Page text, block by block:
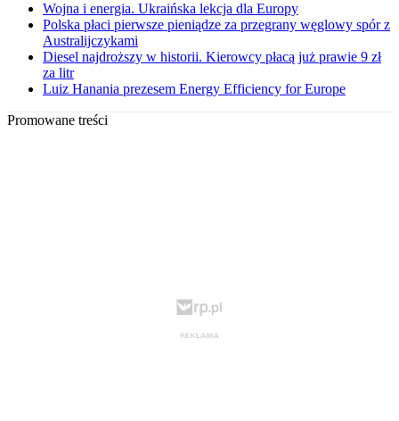
Wojna i energia. Ukraińska lekcja dla Europy
Polska płaci pierwsze pieniądze za przegrany węglowy spór z
Australijczykami
Diesel najdroższy w historii. Kierowcy płacą już prawie 9 zł
za litr
Luiz Hanania prezesem Energy Efficiency for Europe
Promowane treści